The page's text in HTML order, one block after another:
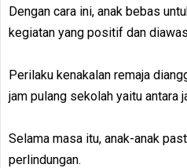
Dengan cara ini, anak bebas
kegiatan yang positif dan
Perilaku kenakalan remaja
jam pulang sekolah yaitu antara
Selama masa itu, anak-anak
perlindungan.